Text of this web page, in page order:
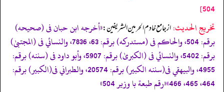
504]
تخریج الحدیث:از جامع خادم الحرمين الشريفين:«أخرجه ابن حبان فى (صحيحه)
برقم: 504، والحاكم فى (مستدركه) برقم: 63، 7836، والنسائي فى (المجتبیٰ)
برقم: 5402، والنسائي فى (الكبریٰ) برقم: 5907، وأبو داود فى (سننه) برقم:
4955، والبيهقي فى(سننه الكبير) برقم: 20574، والطبراني فى(الكبير) برقم:
464، 465، 466»
«رقم طبعة با وزير 504»